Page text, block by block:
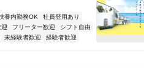
養内勤務OK
社員登用あり
フリーター歓迎
シフト自由
未経験者歓迎 経験者歓迎